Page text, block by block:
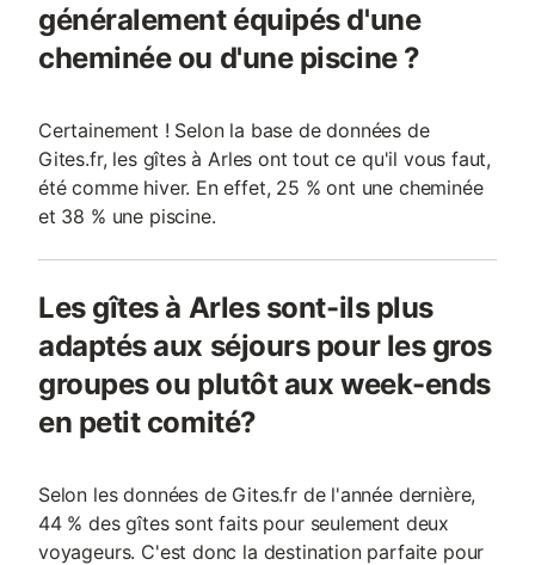
généralement équipés d'une
cheminée ou d'une piscine ?
Certainement ! Selon la base de données de
Gites.fr, les gîtes à Arles ont tout ce qu'il vous faut,
été comme hiver. En effet, 25 % ont une cheminée
et 38 % une piscine.
Les gîtes à Arles sont-ils plus
adaptés aux séjours pour les gros
groupes ou plutôt aux week-ends
en petit comité?
Selon les données de Gites.fr de l'année dernière,
44 % des gîtes sont faits pour seulement deux
voyageurs. C'est donc la destination parfaite pour